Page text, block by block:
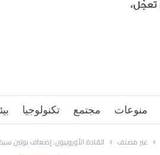
منوعات مجتمع تكنولوجيا
غير مصنف القادة الأوروبيون: إضعاف بوتين